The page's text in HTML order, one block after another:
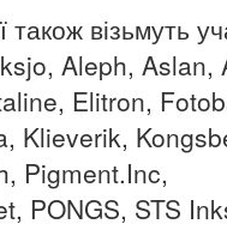
також візьмуть
Aleph, Aslan,
Elitron,
Klieverik,
Pigment.Inc,
PONGS, STS